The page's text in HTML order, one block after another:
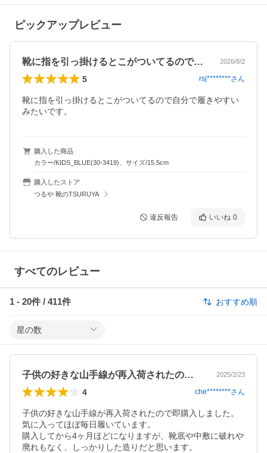
ピックアップレビュー
靴に指を引っ掛けるとこがついてるので自… 2026/8/2
5 rsj********さん
靴に指を引っ掛けるとこがついてるので自分で履きやすい
みたいです。
購入した商品
カラー/KIDS_BLUE(30-3419)、サイズ/15.5cm
購入したストア
つるや 靴のTSURUYA
違反報告 いいね 0
すべてのレビュー
1 - 20件 / 411件 おすすめ順
星の数
子供の好きな山手線が再入荷されたので即… 2025/2/23
4 che********さん
子供の好きな山手線が再入荷されたので即購入しました。
気に入ってほぼ毎日履いています。
購入してから4ヶ月ほどになりますが、靴底や中敷に破れや
廃れもなく、しっかりした造りだと思います。